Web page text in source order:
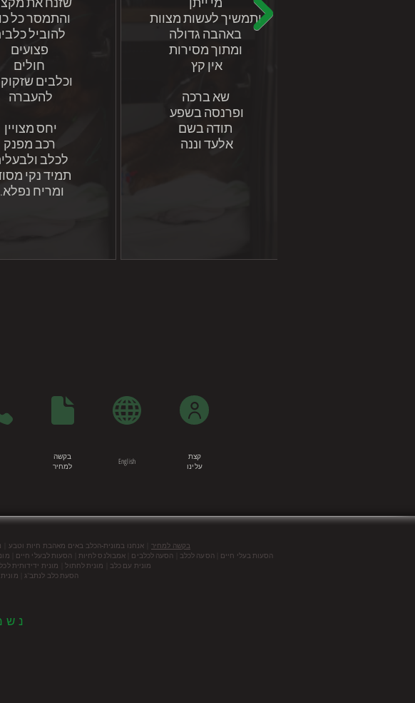
וכלבים
להעברה
יחס מצויין
לכלב
ותמשיך לעשות מצוות
אין קץ
שא ברכה
ופרנסה בשפע
אלעד וננה
בקשה
למחיר
English
קצת
עלינו
בקשה למחיר אנחנו במונית-הכלב באים מאהבת חיות וטבע
הסעות בעלי חיים | הסעה לכלב | הסעה לכלבים | אמבולנס לחיות | הסעות לבעלי חיים |
מונית עם כלב | מונית לחתול |
מונית ידידותית
הסעת כלב לנתב"ג | מונית הכלב 2015 כל